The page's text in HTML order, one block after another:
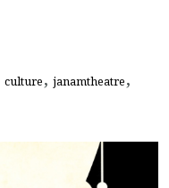
culture, janamtheatre,